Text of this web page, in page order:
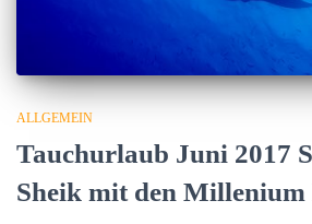
ALLGEMEIN
Tauchurlaub Juni 2017
Sheik mit den Millenium